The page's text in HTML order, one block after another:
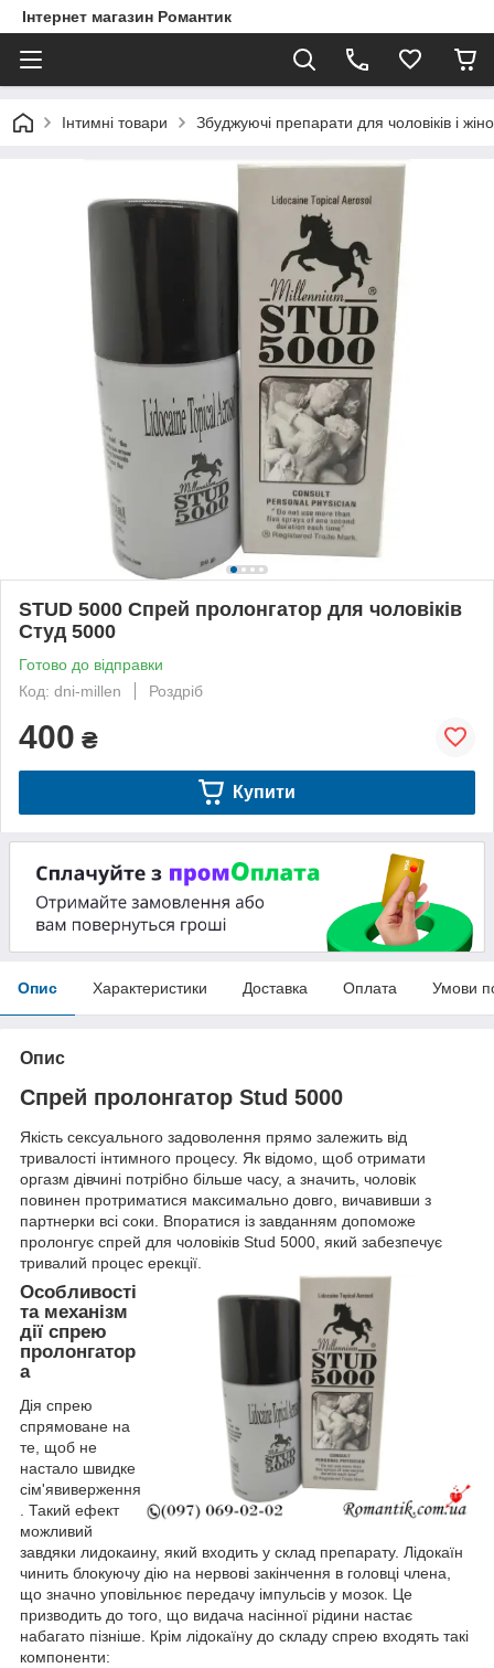
Інтернет магазин Романтик
Інтимні товари Збуджуючі препарати для чоловіків і
STUD 5000 Спрей пролонгатор для чоловіків
Студ 5000
Готово до відправки
Код: dni-millen
Роздріб
400 ₴
Купити
Опис Характеристики Доставка Оплата Умови
Опис
Спрей пролонгатор Stud 5000
Якість сексуального задоволення прямо залежить від
тривалості інтимного процесу. Як відомо, щоб отримати
оргазм дівчині потрібно більше часу, а значить, чоловік
повинен протриматися максимально довго, вичавивши з
партнерки всі соки. Впоратися із завданням допоможе
пролонгує спрей для чоловіків Stud 5000, який забезпечує
тривалий процес ерекції.
Особливості
та механізм
дії спрею
пролонгатор
а
Дія спрею
спрямоване на
те, щоб не
настало швидке
сім'явиверження
. Такий ефект
можливий
завдяки лидокаину, який входить у склад препарату. Лідокаїн
чинить блокуючу дію на нервові закінчення в головці члена,
що значно уповільнює передачу імпульсів у мозок. Це
призводить до того, що видача насінної рідини настає
набагато пізніше. Крім лідокаїну до складу спрею входять такі
компоненти: